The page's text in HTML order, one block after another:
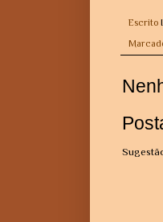
Escrito